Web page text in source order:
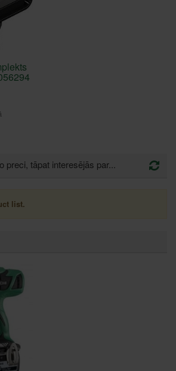
preci, tāpat interesējās par...
list.